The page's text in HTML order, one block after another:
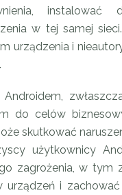
instalować
w tej samej
urządzenia i
do celów
skutkować
użytkownicy
zagrożenia, w tym
i